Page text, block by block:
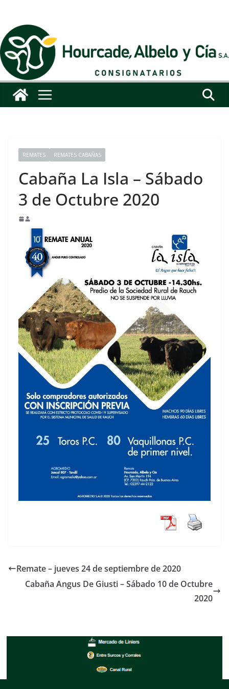
contenido
REMATES REMATES CABAÑAS
Cabaña La Isla – Sábado
3 de Octubre 2020
Remate – jueves 24 de septiembre de 2020
Cabaña Angus De Giusti – Sábado 10 de Octubre
2020